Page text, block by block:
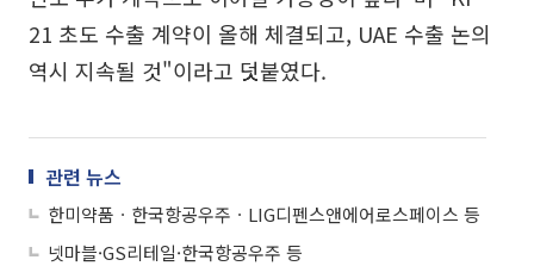
21 초도 수출 계약이 올해 체결되고, UAE 수출 논의
역시 지속될 것"이라고 덧붙였다.
관련 뉴스
한미약품ㆍ한국항공우주ㆍLIG디펜스앤에어로스페이스 등
넷마블·GS리테일·한국항공우주 등